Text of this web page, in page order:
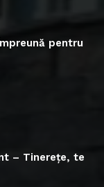
pentru
– Tinerețe, te